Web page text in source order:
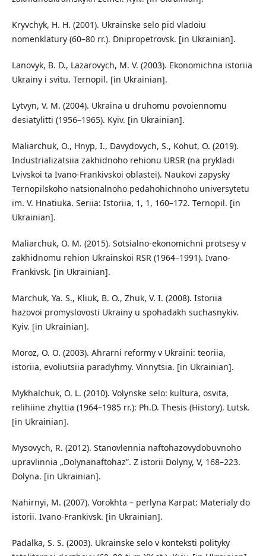
Kryvchyk, H. H. (2001). Ukrainske selo pid vladoiu
nomenklatury (60–80 rr.). Dnipropetrovsk. [in Ukrainian].
Lanovyk, B. D., Lazarovych, M. V. (2003). Ekonomichna istoriia
Ukrainy i svitu. Ternopil. [in Ukrainian].
Lytvyn, V. M. (2004). Ukraina u druhomu povoiennomu
desiatylitti (1956–1965). Kyiv. [in Ukrainian].
Maliarchuk, O., Hnyp, I., Davydovych, S., Kohut, O. (2019).
Industrializatsiia zakhidnoho rehionu URSR (na prykladi
Lvivskoi ta Ivano-Frankivskoi oblastei). Naukovi zapysky
Ternopilskoho natsionalnoho pedahohichnoho universytetu
im. V. Hnatiuka. Seriia: Istoriia, 1, 1, 160–172. Ternopil. [in
Ukrainian].
Maliarchuk, O. M. (2015). Sotsialno-ekonomichni protsesy v
zakhidnomu rehion Ukrainskoi RSR (1964–1991). Ivano-
Frankivsk. [in Ukrainian].
Marchuk, Ya. S., Kliuk, B. O., Zhuk, V. I. (2008). Istoriia
hazovoi promyslovosti Ukrainy u spohadakh suchasnykiv.
Kyiv. [in Ukrainian].
Moroz, O. O. (2003). Ahrarni reformy v Ukraini: teoriia,
istoriia, evoliutsiia paradyhmy. Vinnytsia. [in Ukrainian].
Mykhalchuk, O. L. (2010). Volynske selo: kultura, osvita,
relihiine zhyttia (1964–1985 rr.): Ph.D. Thesis (History). Lutsk.
[in Ukrainian].
Mysovych, R. (2012). Stanovlennia naftohazovydobuvnoho
upravlinnia „Dolynanaftohaz”. Z istorii Dolyny, V, 168–223.
Dolyna. [in Ukrainian].
Nahirnyi, M. (2007). Vorokhta – perlyna Karpat: Materialy do
istorii. Ivano-Frankivsk. [in Ukrainian].
Padalka, S. S. (2003). Ukrainske selo v konteksti polityky